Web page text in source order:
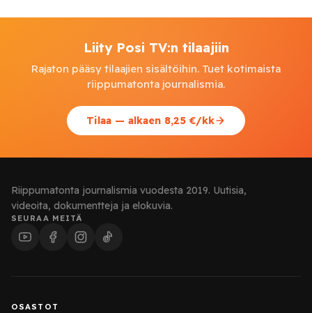
Liity Posi TV:n tilaajiin
Rajaton pääsy tilaajien sisältöihin. Tuet kotimaista
riippumatonta journalismia.
Tilaa — alkaen 8,25 €/kk
Riippumatonta journalismia vuodesta 2019. Uutisia,
videoita, dokumentteja ja elokuvia.
SEURAA MEITÄ
OSASTOT